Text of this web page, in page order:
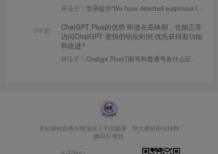
评论于： 登录提示“We have detected suspicious login behavior….”
3年前
ChatGPT Plus的优势 即使在高峰期，也能正常
访问ChatGPT 更快的响应时间 优先获得新功能
和改进?
评论于： Chatgpt Plus订阅号和普通号有什么区别？
本站课程由查尔斯亲自上手实操课，带大家轻松玩转网
赚和AI 项目.